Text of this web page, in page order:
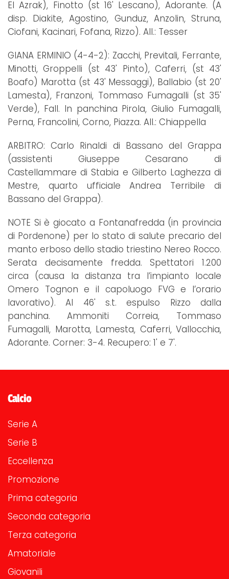
El Azrak), Finotto (st 16' Lescano), Adorante. (A
disp. Diakite, Agostino, Gunduz, Anzolin, Struna,
Ciofani, Kacinari, Fofana, Rizzo). All.: Tesser
GIANA ERMINIO (4-4-2): Zacchi, Previtali, Ferrante,
Minotti, Groppelli (st 43' Pinto), Caferri, (st 43'
Boafo) Marotta (st 43' Messaggi), Ballabio (st 20'
Lamesta), Franzoni, Tommaso Fumagalli (st 35'
Verde), Fall. In panchina Pirola, Giulio Fumagalli,
Perna, Francolini, Corno, Piazza. All.: Chiappella
ARBITRO: Carlo Rinaldi di Bassano del Grappa
(assistenti Giuseppe Cesarano di
Castellammare di Stabia e Gilberto Laghezza di
Mestre, quarto ufficiale Andrea Terribile di
Bassano del Grappa).
NOTE Si è giocato a Fontanafredda (in provincia
di Pordenone) per lo stato di salute precario del
manto erboso dello stadio triestino Nereo Rocco.
Serata decisamente fredda. Spettatori 1.200
circa (causa la distanza tra l’impianto locale
Omero Tognon e il capoluogo FVG e l’orario
lavorativo). Al 46' s.t. espulso Rizzo dalla
panchina. Ammoniti Correia, Tommaso
Fumagalli, Marotta, Lamesta, Caferri, Vallocchia,
Adorante. Corner: 3-4. Recupero: 1' e 7'.
Calcio
Serie A
Serie B
Eccellenza
Promozione
Prima categoria
Seconda categoria
Terza categoria
Amatoriale
Giovanili